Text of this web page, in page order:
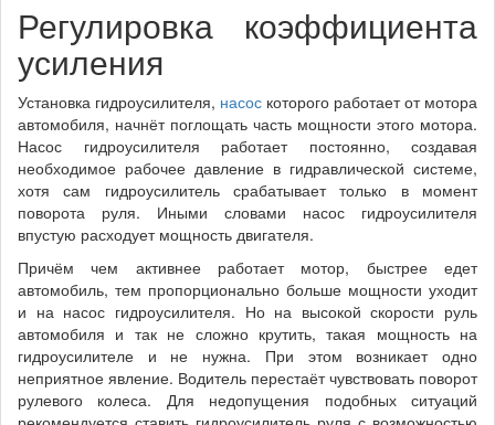
Регулировка коэффициента
усиления
Установка гидроусилителя, насос которого работает от мотора
автомобиля, начнёт поглощать часть мощности этого мотора.
Насос гидроусилителя работает постоянно, создавая
необходимое рабочее давление в гидравлической системе,
хотя сам гидроусилитель срабатывает только в момент
поворота руля. Иными словами насос гидроусилителя
впустую расходует мощность двигателя.
Причём чем активнее работает мотор, быстрее едет
автомобиль, тем пропорционально больше мощности уходит
и на насос гидроусилителя. Но на высокой скорости руль
автомобиля и так не сложно крутить, такая мощность на
гидроусилителе и не нужна. При этом возникает одно
неприятное явление. Водитель перестаёт чувствовать поворот
рулевого колеса. Для недопущения подобных ситуаций